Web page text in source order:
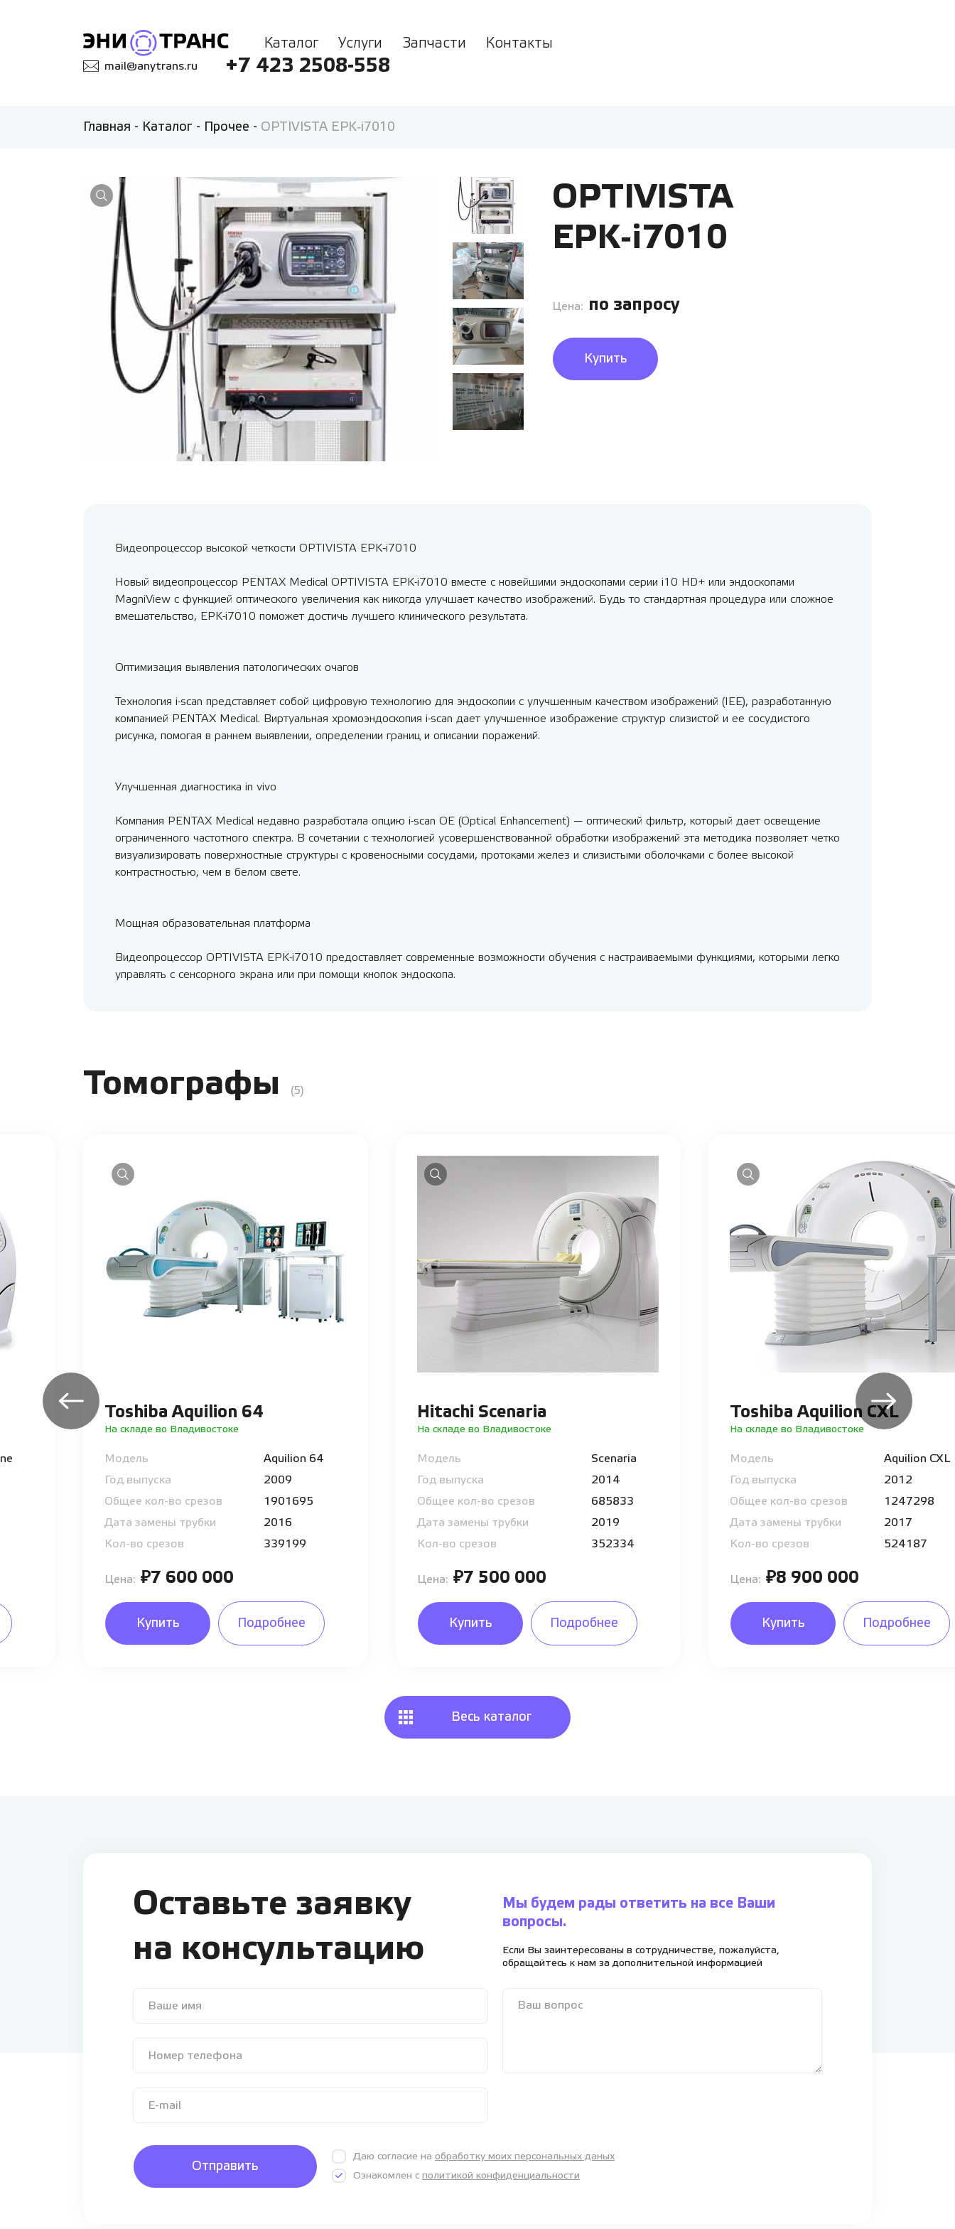
Каталог Услуги Запчасти Контакты
mail@anytrans.ru +7 423 2508-558
Главная - Каталог - Прочее - OPTIVISTA EPK‑i7010
OPTIVISTA
EPK‑i7010
Цена: по запросу
Купить
Видеопроцессор высокой четкости OPTIVISTA EPK‑i7010
Новый видеопроцессор PENTAX Medical OPTIVISTA EPK-i7010 вместе с новейшими эндоскопами серии i10 HD+ или эндоскопами
MagniView с функцией оптического увеличения как никогда улучшает качество изображений. Будь то стандартная процедура или сложное
вмешательство, EPK-i7010 поможет достичь лучшего клинического результата.
Оптимизация выявления патологических очагов
Технология i-scan представляет собой цифровую технологию для эндоскопии с улучшенным качеством изображений (IEE), разработанную
компанией PENTAX Medical. Виртуальная хромоэндоскопия i-scan дает улучшенное изображение структур слизистой и ее сосудистого
рисунка, помогая в раннем выявлении, определении границ и описании поражений.
Улучшенная диагностика in vivo
Компания PENTAX Medical недавно разработала опцию i-scan OE (Optical Enhancement) — оптический фильтр, который дает освещение
ограниченного частотного спектра. В сочетании с технологией усовершенствованной обработки изображений эта методика позволяет четко
визуализировать поверхностные структуры с кровеносными сосудами, протоками желез и слизистыми оболочками с более высокой
контрастностью, чем в белом свете.
Мощная образовательная платформа
Видеопроцессор OPTIVISTA EPK-i7010 предоставляет современные возможности обучения с настраиваемыми функциями, которыми легко
управлять с сенсорного экрана или при помощи кнопок эндоскопа.
Томографы (5)
Toshiba Aquilion 64
На складе во Владивостоке
Модель
Aquilion 64
Год выпуска
2009
Общее кол-во срезов
1901695
Дата замены трубки
2016
Кол-во срезов
339199
Цена: ₽7 600 000
Купить Подробнее
Hitachi Scenaria
На складе во Владивостоке
Модель
Scenaria
Год выпуска
2014
Общее кол-во срезов
685833
Дата замены трубки
2019
Кол-во срезов
352334
Цена: ₽7 500 000
Купить Подробнее
Toshiba Aquilion CXL
На складе во Владивостоке
Модель
Aquilion CXL
Год выпуска
2012
Общее кол-во срезов
1247298
Дата замены трубки
2017
Кол-во срезов
524187
Цена: ₽8 900 000
Купить Подробнее
Весь каталог
Оставьте заявку
на консультацию
Мы будем рады ответить на все Ваши
вопросы.
Если Вы заинтересованы в сотрудничестве, пожалуйста,
обращайтесь к нам за дополнительной информацией
Отправить
Даю согласие на обработку моих персональных даных
Ознакомлен с политикой конфиденциальности